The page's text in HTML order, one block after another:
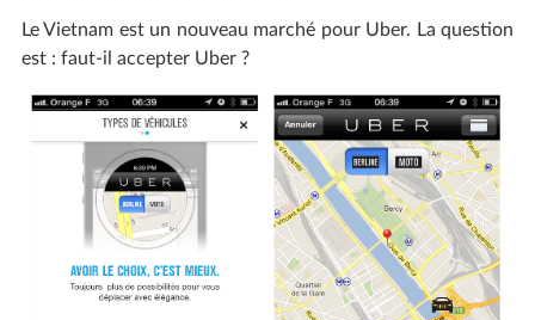
Le Vietnam est un nouveau marché pour Uber. La question
est : faut-il accepter Uber ?